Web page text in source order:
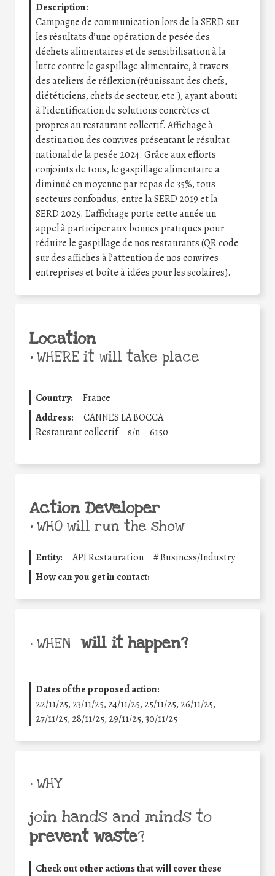
Description:
Campagne de communication lors de la SERD sur
les résultats d’une opération de pesée des
déchets alimentaires et de sensibilisation à la
lutte contre le gaspillage alimentaire, à travers
des ateliers de réflexion (réunissant des chefs,
diététiciens, chefs de secteur, etc.), ayant abouti
à l’identification de solutions concrètes et
propres au restaurant collectif. Affichage à
destination des convives présentant le résultat
national de la pesée 2024. Grâce aux efforts
conjoints de tous, le gaspillage alimentaire a
diminué en moyenne par repas de 35%, tous
secteurs confondus, entre la SERD 2019 et la
SERD 2025. L’affichage porte cette année un
appel à participer aux bonnes pratiques pour
réduire le gaspillage de nos restaurants (QR code
sur des affiches à l’attention de nos convives
entreprises et boîte à idées pour les scolaires).
Location
•WHERE it will take place
Country:
France
Address:
CANNES LA BOCCA
Restaurant collectif
s/n 6150
Action Developer
•WHO will run the show
Entity: API Restauration #Business/Industry
How can you get in contact:
• WHEN will it happen?
Dates of the proposed action:
22/11/25, 23/11/25, 24/11/25, 25/11/25, 26/11/25,
27/11/25, 28/11/25, 29/11/25,30/11/25
• WHY
join hands and minds to
prevent waste?
Check out other actions that will cover these